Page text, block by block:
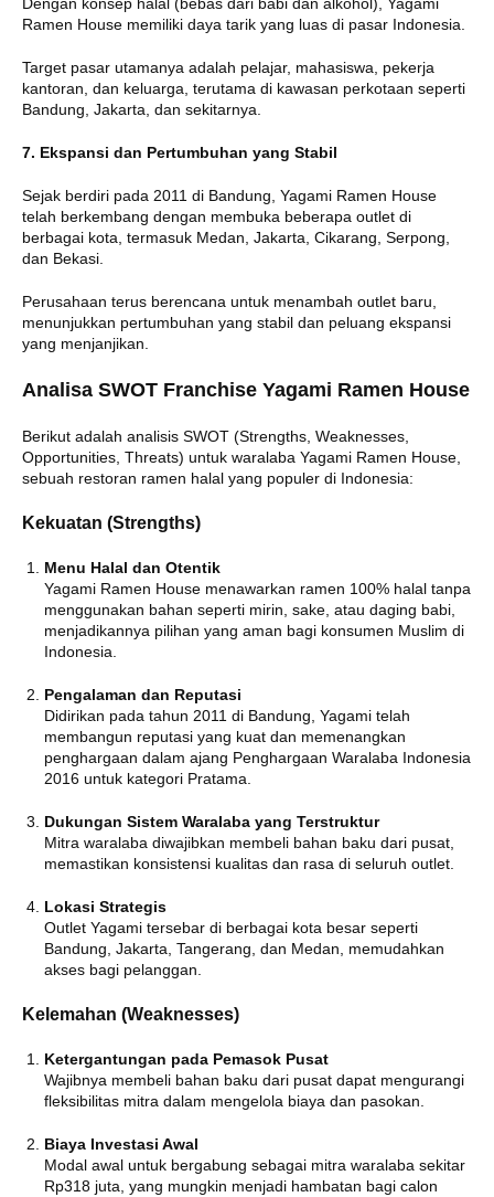
Dengan konsep halal (bebas dari babi dan alkohol), Yagami
Ramen House memiliki daya tarik yang luas di pasar Indonesia.
Target pasar utamanya adalah pelajar, mahasiswa, pekerja
kantoran, dan keluarga, terutama di kawasan perkotaan seperti
Bandung, Jakarta, dan sekitarnya.
7. Ekspansi dan Pertumbuhan yang Stabil
Sejak berdiri pada 2011 di Bandung, Yagami Ramen House
telah berkembang dengan membuka beberapa outlet di
berbagai kota, termasuk Medan, Jakarta, Cikarang, Serpong,
dan Bekasi.
Perusahaan terus berencana untuk menambah outlet baru,
menunjukkan pertumbuhan yang stabil dan peluang ekspansi
yang menjanjikan.
Analisa SWOT Franchise Yagami Ramen House
Berikut adalah analisis SWOT (Strengths, Weaknesses,
Opportunities, Threats) untuk waralaba Yagami Ramen House,
sebuah restoran ramen halal yang populer di Indonesia:
Kekuatan (Strengths)
Menu Halal dan Otentik
Yagami Ramen House menawarkan ramen 100% halal tanpa
menggunakan bahan seperti mirin, sake, atau daging babi,
menjadikannya pilihan yang aman bagi konsumen Muslim di
Indonesia.
Pengalaman dan Reputasi
Didirikan pada tahun 2011 di Bandung, Yagami telah
membangun reputasi yang kuat dan memenangkan
penghargaan dalam ajang Penghargaan Waralaba Indonesia
2016 untuk kategori Pratama.
Dukungan Sistem Waralaba yang Terstruktur
Mitra waralaba diwajibkan membeli bahan baku dari pusat,
memastikan konsistensi kualitas dan rasa di seluruh outlet.
Lokasi Strategis
Outlet Yagami tersebar di berbagai kota besar seperti
Bandung, Jakarta, Tangerang, dan Medan, memudahkan
akses bagi pelanggan.
Kelemahan (Weaknesses)
Ketergantungan pada Pemasok Pusat
Wajibnya membeli bahan baku dari pusat dapat mengurangi
fleksibilitas mitra dalam mengelola biaya dan pasokan.
Biaya Investasi Awal
Modal awal untuk bergabung sebagai mitra waralaba sekitar
Rp318 juta, yang mungkin menjadi hambatan bagi calon